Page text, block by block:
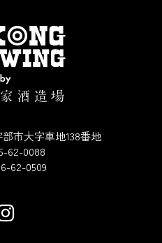
部市大字車地138番地
62-0088
62-0509